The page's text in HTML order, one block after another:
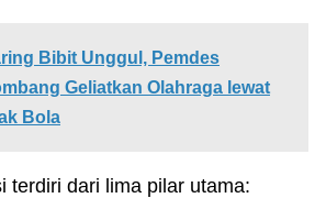
Bibit Unggul, Pemdes
Geliatkan Olahraga lewat
Bola
terdiri dari lima pilar utama: